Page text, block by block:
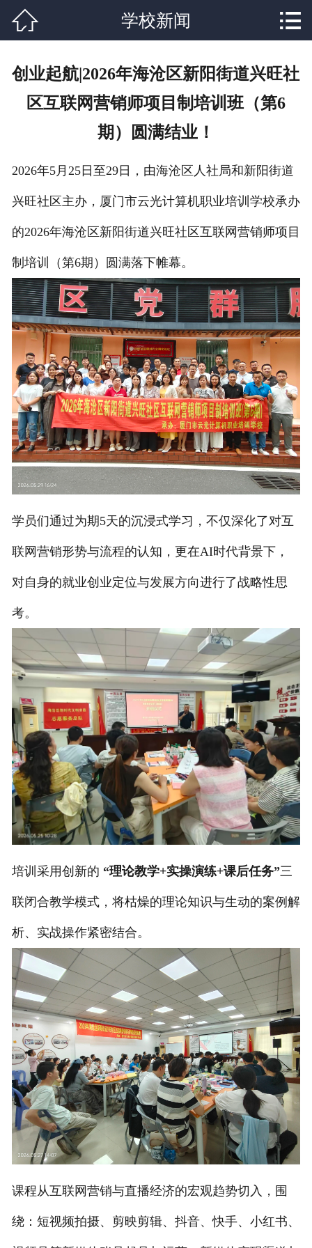
专业课程
学校新闻
行业资讯
学生作品
联系我们
 学校新闻 
创业起航|2026年海沧区新阳街道兴旺社
区互联网营销师项目制培训班（第6
期）圆满结业！
2026年5月25日至29日，由海沧区人社局和新阳街道
兴旺社区主办，厦门市云光计算机职业培训学校承办
的2026年海沧区新阳街道兴旺社区互联网营销师项目
制培训（第6期）圆满落下帷幕。
学员们通过为期5天的沉浸式学习， 不仅深化了对互
联网营销形势与流程的认知，更在AI时代背景下，
对自身的就业创业定位与发展方向进行了战略性思
考。
培训采用创新的 “理论教学+实操演练+课后任务”三
联闭合教学模式，将枯燥的理论知识与生动的案例解
析、实战操作紧密结合。
课程从互联网营销与直播经济的宏观趋势切入，围
绕：短视频拍摄、剪映剪辑、抖音、快手、小红书、